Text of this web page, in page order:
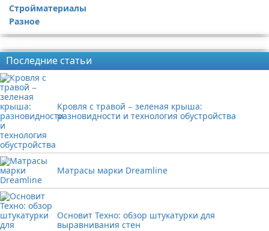
Стройматериалы
Разное
Последние статьи
Кровля с травой − зеленая крыша:
разновидности и технология обустройства
Матрасы марки Dreamline
Основит Техно: обзор штукатурки для
выравнивания стен